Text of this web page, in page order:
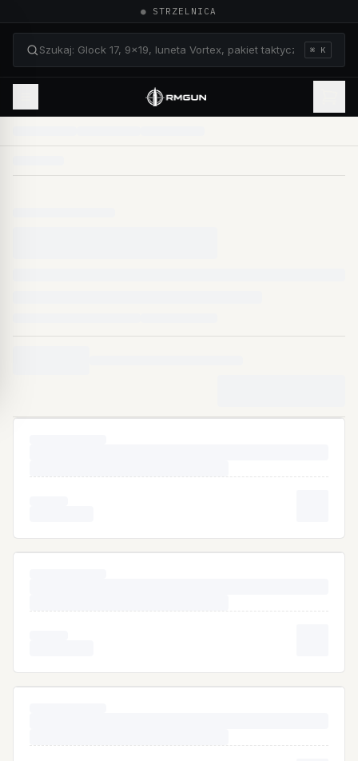
● STRZELNICA
Szukaj: Glock 17, 9×19, luneta Vortex, pakiet
⌘ K